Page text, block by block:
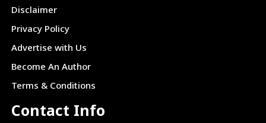
Disclaimer
Privacy Policy
Advertise with Us
Become An Author
Terms & Conditions
Contact Info